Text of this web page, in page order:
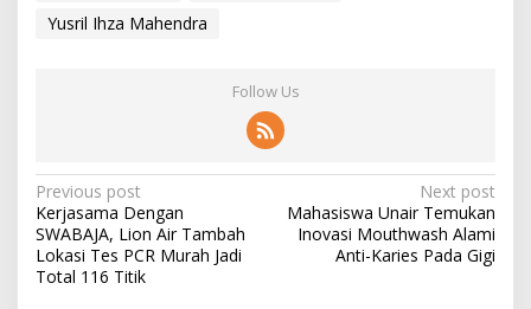
Yusril Ihza Mahendra
Follow Us
P
o
s
Previous post
Kerjasama Dengan
SWABAJA, Lion Air Tambah
Lokasi Tes PCR Murah Jadi
Total 116 Titik
Next post
Mahasiswa Unair Temukan
Inovasi Mouthwash Alami
Anti-Karies Pada Gigi